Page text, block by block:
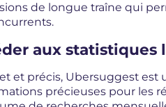
de longue traîne qui
aux statistiques
et précis, Ubersuggest est
précieuses pour les